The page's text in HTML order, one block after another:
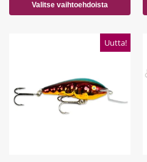
Valitse vaihtoehdoista
Uutta!